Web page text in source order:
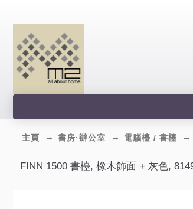
主頁 書房·辦公室 電腦檯 / 書檯
FINN 1500 書檯, 橡木飾面 + 灰色,